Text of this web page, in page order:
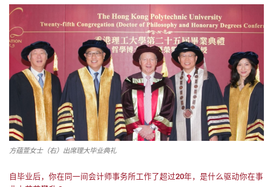
方蕴萱女士（右）出席理大毕业典礼
自毕业后，你在同一间会计师事务所工作了超过20年，是什么驱动你在事